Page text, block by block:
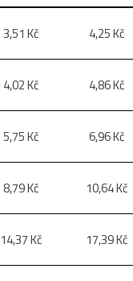
3,51 Kč 4,25Kč
4,02Kč 4,86Kč
5,75Kč 6,96Kč
8,79Kč 10,64Kč
14,37Kč 17,39Kč